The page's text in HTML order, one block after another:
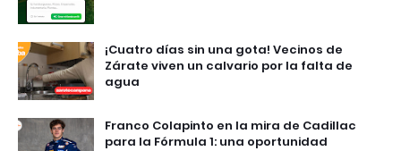
¡Cuatro días sin una gota! Vecinos de
Zárate viven un calvario por la falta de
agua
Franco Colapinto en la mira de Cadillac
para la Fórmula 1: una oportunidad